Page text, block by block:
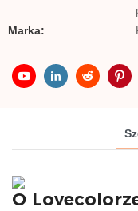
Marka:
O